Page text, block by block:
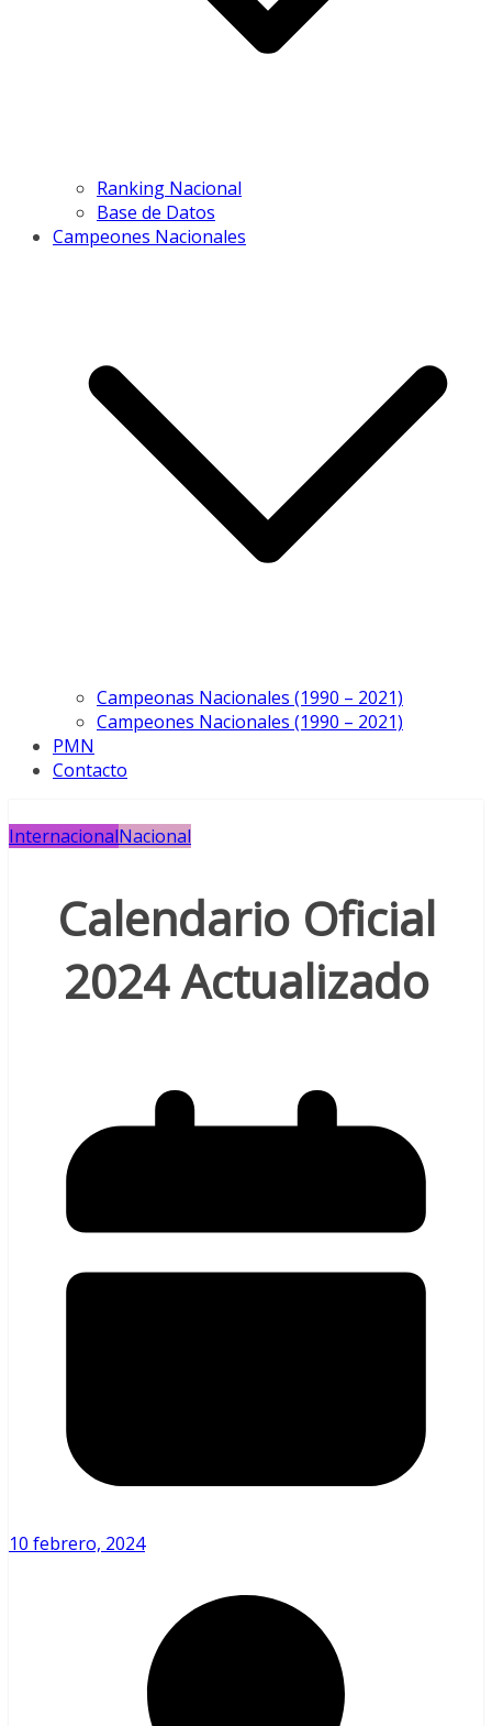
Ranking Nacional
Base de Datos
Campeones Nacionales
Campeonas Nacionales (1990 – 2021)
Campeones Nacionales (1990 – 2021)
PMN
Contacto
InternacionalNacional
Calendario Oficial
2024 Actualizado
10 febrero, 2024